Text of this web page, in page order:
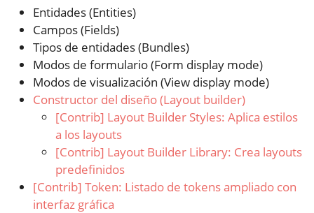
Entidades (Entities)
Campos (Fields)
Tipos de entidades (Bundles)
Modos de formulario (Form display mode)
Modos de visualización (View display mode)
Constructor del diseño (Layout builder)
[Contrib] Layout Builder Styles: Aplica estilos
a los layouts
[Contrib] Layout Builder Library: Crea layouts
predefinidos
[Contrib] Token: Listado de tokens ampliado con
interfaz gráfica